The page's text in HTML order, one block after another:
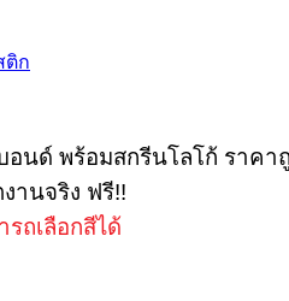
ติก
อนด์ พร้อมสกรีนโลโก้ ราคา
านจริง ฟรี!!
รถเลือกสีได้